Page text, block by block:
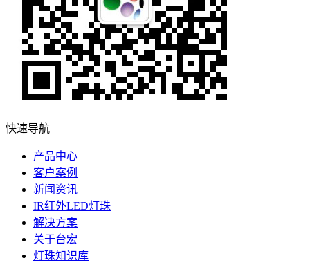
快速导航
产品中心
客户案例
新闻资讯
IR红外LED灯珠
解决方案
关于台宏
灯珠知识库